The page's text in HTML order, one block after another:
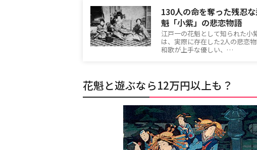
130人の命を奪った残忍
魁「小紫」の悲恋物語
江戸一の花魁として知られた小
は、実際に存在した2人の悲恋
和歌が上手な優しい、…
花魁と遊ぶなら12万円以上も？